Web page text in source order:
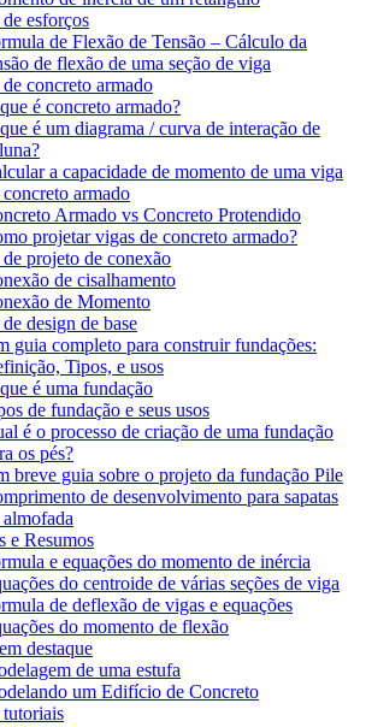
esforços
de Flexão de Tensão – Cálculo da
de flexão de uma seção de viga
concreto armado
é concreto armado?
é um diagrama / curva de interação de
a capacidade de momento de uma viga
concreto armado
Armado vs Concreto Protendido
projetar vigas de concreto armado?
projeto de conexão
de cisalhamento
de Momento
design de base
guia completo para construir fundações:
Tipos, e usos
é uma fundação
de fundação e seus usos
é o processo de criação de uma fundação
os pés?
breve guia sobre o projeto da fundação Pile
de desenvolvimento para sapatas
almofada
e Resumos
e equações do momento de inércia
do centroide de várias seções de viga
de deflexão de vigas e equações
do momento de flexão
destaque
de uma estufa
um Edifício de Concreto